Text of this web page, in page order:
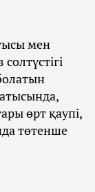
мен
өрт қаупі,
төтенше